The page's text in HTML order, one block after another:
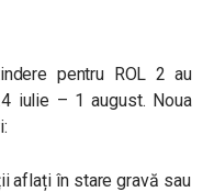
pentru ROL 2 au
iulie – 1 august. Noua
aflați în stare gravă sau